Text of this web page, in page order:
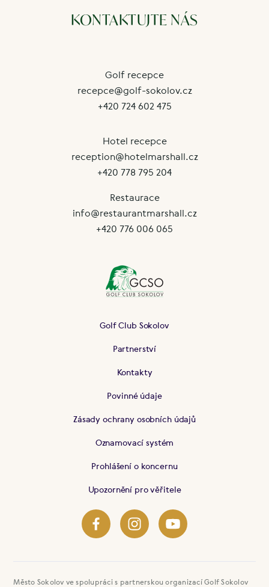
KONTAKTUJTE NÁS
Golf recepce
recepce@golf-sokolov.cz
+420 724 602 475
Hotel recepce
reception@hotelmarshall.cz
+420 778 795 204
Restaurace
info@restaurantmarshall.cz
+420 776 006 065
Golf Club Sokolov
Partnerství
Kontakty
Povinné údaje
Zásady ochrany osobních údajů
Oznamovací systém
Prohlášení o koncernu
Upozornění pro věřitele
Město Sokolov ve spolupráci s partnerskou organizací Golf Sokolov